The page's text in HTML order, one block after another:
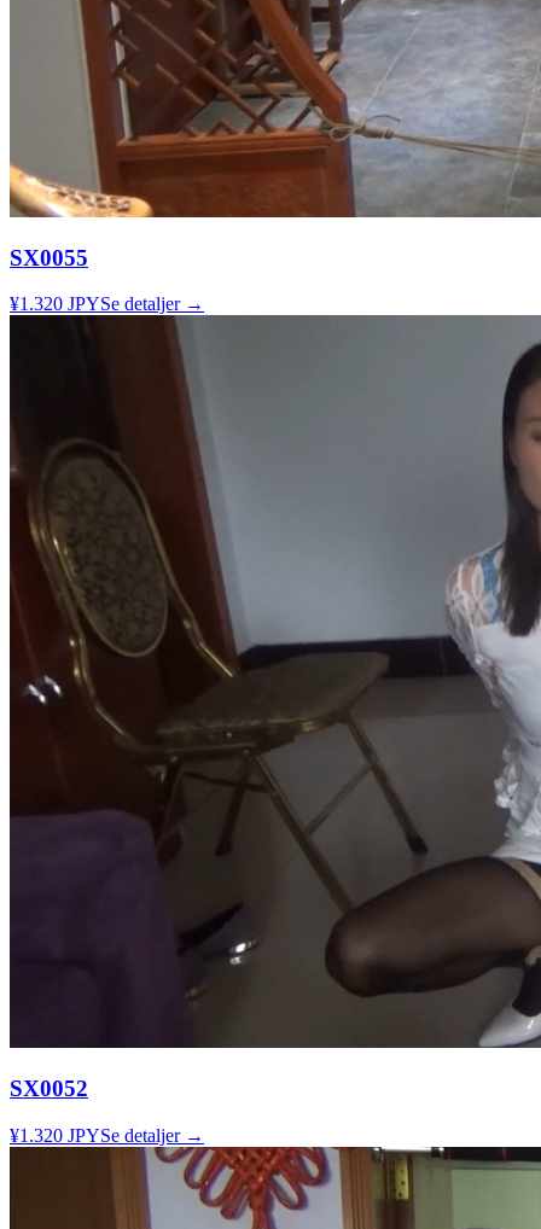
SX0055
¥1.320 JPYSe detaljer →
SX0052
¥1.320 JPYSe detaljer →